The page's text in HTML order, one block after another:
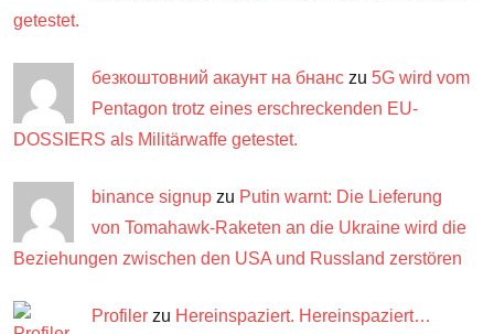
getestet.
безкоштовний акаунт на бнанс zu 5G wird vom
Pentagon trotz eines erschreckenden EU-
DOSSIERS als Militärwaffe getestet.
binance signup zu Putin warnt: Die Lieferung
von Tomahawk-Raketen an die Ukraine wird die
Beziehungen zwischen den USA und Russland zerstören
Profiler zu Hereinspaziert. Hereinspaziert…